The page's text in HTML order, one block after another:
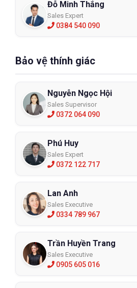
Đỗ Minh Thắng
Sales Expert
0384 540 090
Bảo vệ thính giác
Nguyễn Ngọc Hội
Sales Supervisor
0372 064 090
Phú Huy
Sales Expert
0372 122 717
Lan Anh
Sales Executive
0334 789 967
Trần Huyền Trang
Sales Executive
0905 605 016